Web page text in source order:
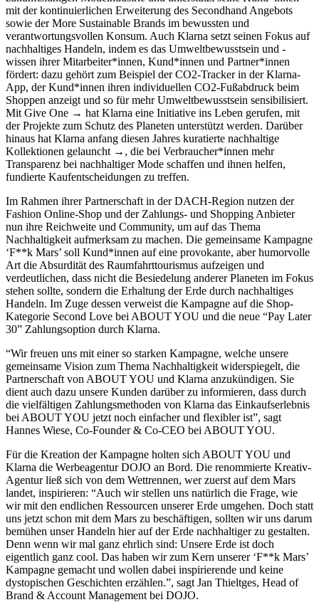
mit der kontinuierlichen Erweiterung des Secondhand Angebots
sowie der More Sustainable Brands im bewussten und
verantwortungsvollen Konsum. Auch Klarna setzt seinen Fokus auf
nachhaltiges Handeln, indem es das Umweltbewusstsein und -
wissen ihrer Mitarbeiter*innen, Kund*innen und Partner*innen
fördert: dazu gehört zum Beispiel der CO2-Tracker in der Klarna-
App, der Kund*innen ihren individuellen CO2-Fußabdruck beim
Shoppen anzeigt und so für mehr Umweltbewusstsein sensibilisiert.
Mit Give One
hat Klarna eine Initiative ins Leben gerufen, mit
der Projekte zum Schutz des Planeten unterstützt werden. Darüber
hinaus hat Klarna anfang diesen Jahres kuratierte nachhaltige
Kollektionen gelauncht
, die bei Verbraucher*innen mehr
Transparenz bei nachhaltiger Mode schaffen und ihnen helfen,
fundierte Kaufentscheidungen zu treffen.
Im Rahmen ihrer Partnerschaft in der DACH-Region nutzen der
Fashion Online-Shop und der Zahlungs- und Shopping Anbieter
nun ihre Reichweite und Community, um auf das Thema
Nachhaltigkeit aufmerksam zu machen. Die gemeinsame Kampagne
‘F**k Mars’ soll Kund*innen auf eine provokante, aber humorvolle
Art die Absurdität des Raumfahrttourismus aufzeigen und
verdeutlichen, dass nicht die Besiedelung anderer Planeten im Fokus
stehen sollte, sondern die Erhaltung der Erde durch nachhaltiges
Handeln. Im Zuge dessen verweist die Kampagne auf die Shop-
Kategorie Second Love bei ABOUT YOU und die neue “Pay Later
30” Zahlungsoption durch Klarna.
“Wir freuen uns mit einer so starken Kampagne, welche unsere
gemeinsame Vision zum Thema Nachhaltigkeit widerspiegelt, die
Partnerschaft von ABOUT YOU und Klarna anzukündigen. Sie
dient auch dazu unsere Kunden darüber zu informieren, dass durch
die vielfältigen Zahlungsmethoden von Klarna das Einkaufserlebnis
bei ABOUT YOU jetzt noch einfacher und flexibler ist”, sagt
Hannes Wiese, Co-Founder & Co-CEO bei ABOUT YOU.
Für die Kreation der Kampagne holten sich ABOUT YOU und
Klarna die Werbeagentur DOJO an Bord. Die renommierte Kreativ-
Agentur ließ sich von dem Wettrennen, wer zuerst auf dem Mars
landet, inspirieren: “Auch wir stellen uns natürlich die Frage, wie
wir mit den endlichen Ressourcen unserer Erde umgehen. Doch statt
uns jetzt schon mit dem Mars zu beschäftigen, sollten wir uns darum
bemühen unser Handeln hier auf der Erde nachhaltiger zu gestalten.
Denn wenn wir mal ganz ehrlich sind: Unsere Erde ist doch
eigentlich ganz cool. Das haben wir zum Kern unserer ‘F**k Mars’
Kampagne gemacht und wollen dabei inspirierende und keine
dystopischen Geschichten erzählen.”, sagt Jan Thieltges, Head of
Brand & Account Management bei DOJO.